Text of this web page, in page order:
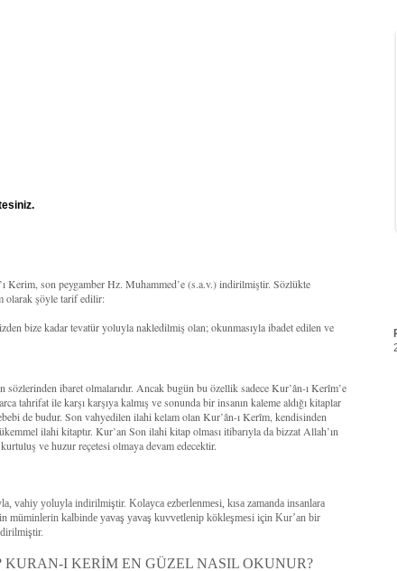
Kerim, son peygamber Hz. Muhammed’e (s.a.v.) indirilmiştir. Sözlükte
olarak şöyle tarif edilir:
bize kadar tevatür yoluyla nakledilmiş olan; okunmasıyla ibadet edilen ve
ibaret olmalarıdır. Ancak bugün bu özellik sadece Kur’ân-ı Kerîm’e
tahrifat ile karşı karşıya kalmış ve sonunda bir insanın kaleme aldığı kitaplar
de budur. Son vahyedilen ilahi kelam olan Kur’ân-ı Kerîm, kendisinden
ilahi kitaptır. Kur’an Son ilahi kitap olması itibarıyla da bizzat Allah’ın
ve huzur reçetesi olmaya devam edecektir.
vahiy yoluyla indirilmiştir. Kolayca ezberlenmesi, kısa zamanda insanlara
müminlerin kalbinde yavaş yavaş kuvvetlenip kökleşmesi için Kur’an bir
I KERİM EN GÜZEL NASIL OKUNUR?